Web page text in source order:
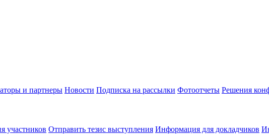
и партнеры Новости Подписка на рассылки Фотоотчеты Решения
участников Отправить тезис выступления Информация для докладчиков